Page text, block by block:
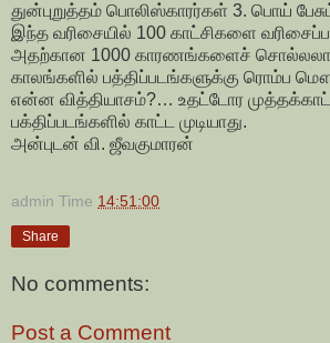
துன்புறுத்தம் பொலிஸ்காரர்கள் 3. பொய்
இந்த வரிசையில் 100 காட்சிகளை
அதற்கான 1000 காரணங்களைச்
காலங்களில் பத்திப்படங்களுக்கு ரொம்ப
என்ன வித்தியாசம்?… உதட்டோர
பக்திப்படங்களில் காட்ட முடியாது.
அன்புடன் வி. ஜீவகுமாரன்
admin Time 14:51:00
Share
No comments:
Post a Comment